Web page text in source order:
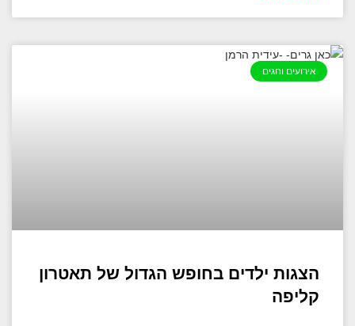
אירועים וחגים
הצגות ילדים בחופש הגדול של תאטרון
קליפה